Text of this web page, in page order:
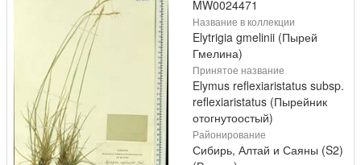
MW0024471
Название в коллекции
Elytrigia gmelinii (Пырей
Гмелина)
Принятое название
Elymus reflexiaristatus subsp.
reflexiaristatus (Пырейник
отогнутоостый)
Районирование
Сибирь, Алтай и Саяны (S2)